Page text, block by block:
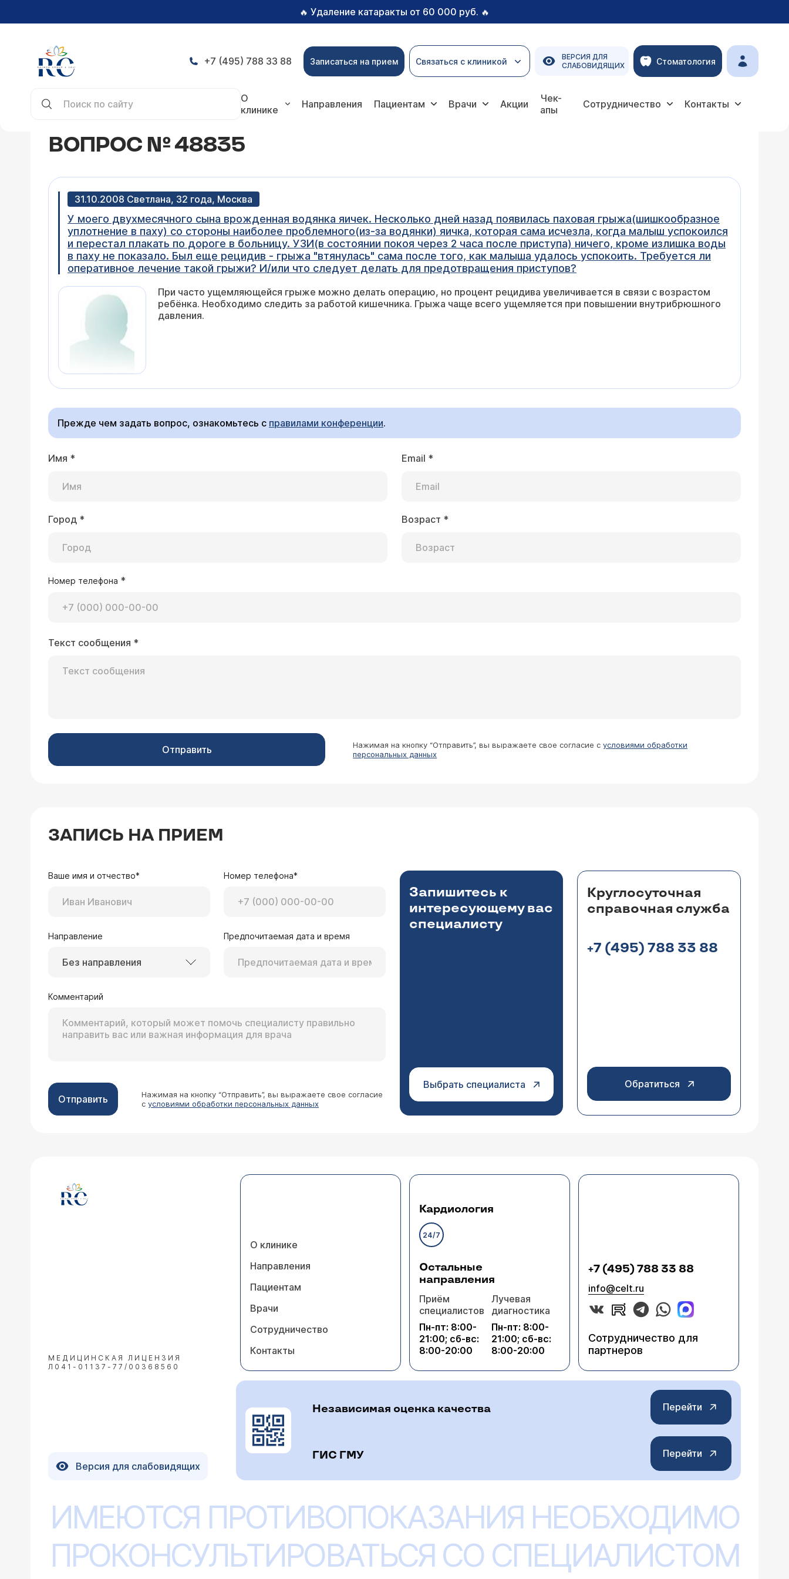
🔥 Удаление катаракты от 60 000 руб. 🔥
+7 (495) 788 33 88 Записаться на прием Связаться с клиникой
ВЕРСИЯ ДЛЯ
СЛАБОВИДЯЩИХ
Стоматология
О
клинике
Направления Пациентам Врачи Акции
Чек-
апы
Сотрудничество Контакты
ВОПРОС № 48835
31.10.2008 Светлана, 32 года, Москва
У моего двухмесячного сына врожденная водянка яичек. Несколько дней назад появилась паховая грыжа(шишкообразное
уплотнение в паху) со стороны наиболее проблемного(из-за водянки) яичка, которая сама исчезла, когда малыш успокоился
и перестал плакать по дороге в больницу. УЗИ(в состоянии покоя через 2 часа после приступа) ничего, кроме излишка воды
в паху не показало. Был еще рецидив - грыжа "втянулась" сама после того, как малыша удалось успокоить. Требуется ли
оперативное лечение такой грыжи? И/или что следует делать для предотвращения приступов?
При часто ущемляющейся грыже можно делать операцию, но процент рецидива увеличивается в связи с возрастом
ребёнка. Необходимо следить за работой кишечника. Грыжа чаще всего ущемляется при повышении внутрибрюшного
давления.
Прежде чем задать вопрос, ознакомьтесь с правилами конференции.
Имя * Email *
Город * Возраст *
Номер телефона *
Текст сообщения *
Отправить Нажимая на кнопку “Отправить”, вы выражаете свое согласие сусловиями обработки
персональных данных
ЗАПИСЬ НА ПРИЕМ
Ваше имя и отчество* Номер телефона*
Направление
Без направления
Предпочитаемая дата и время
Комментарий
Отправить
Нажимая на кнопку “Отправить”, вы выражаете свое согласие
с условиями обработки персональных данных
Запишитесь к
интересующему вас
специалисту
Выбрать специалиста
Круглосуточная
справочная служба
+7 (495) 788 33 88
Обратиться
МЕДИЦИНСКАЯ ЛИЦЕНЗИЯ
Л041-01137-77/00368560
О клинике
Направления
Пациентам
Врачи
Сотрудничество
Контакты
Кардиология
24/7
Остальные
направления
Приём
специалистов
Пн-пт: 8:00-
21:00; сб-вс:
8:00-20:00
Лучевая
диагностика
Пн-пт: 8:00-
21:00; сб-вс:
8:00-20:00
+7 (495) 788 33 88
info@celt.ru
Сотрудничество для
партнеров
Версия для слабовидящих
Независимая оценка качества Перейти
ГИС ГМУ Перейти
ИМЕЮТСЯ ПРОТИВОПОКАЗАНИЯ НЕОБХОДИМО
ПРОКОНСУЛЬТИРОВАТЬСЯ СО СПЕЦИАЛИСТОМ